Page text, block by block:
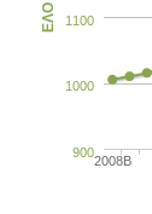
2008B
900
1000
1100
ΕΛΟ